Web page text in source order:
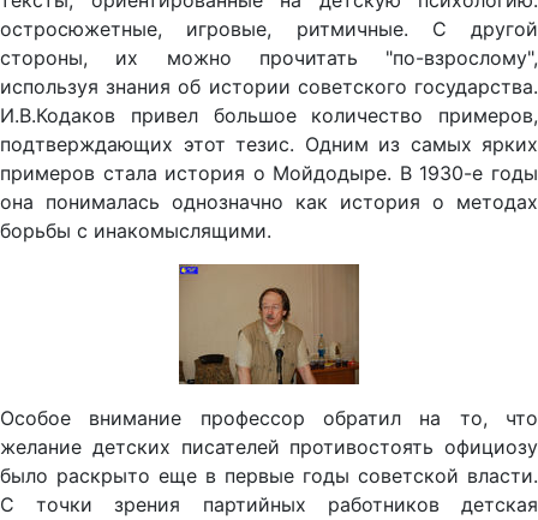
остросюжетные, игровые, ритмичные. С другой
стороны, их можно прочитать "по-взрослому",
используя знания об истории советского государства.
И.В.Кодаков привел большое количество примеров,
подтверждающих этот тезис. Одним из самых ярких
примеров стала история о Мойдодыре. В 1930-е годы
она понималась однозначно как история о методах
борьбы с инакомыслящими.
Особое внимание профессор обратил на то, что
желание детских писателей противостоять официозу
было раскрыто еще в первые годы советской власти.
С точки зрения партийных работников детская